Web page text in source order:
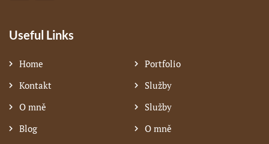
Useful Links
Home
Portfolio
Kontakt
Služby
O mně
Služby
Blog
O mně